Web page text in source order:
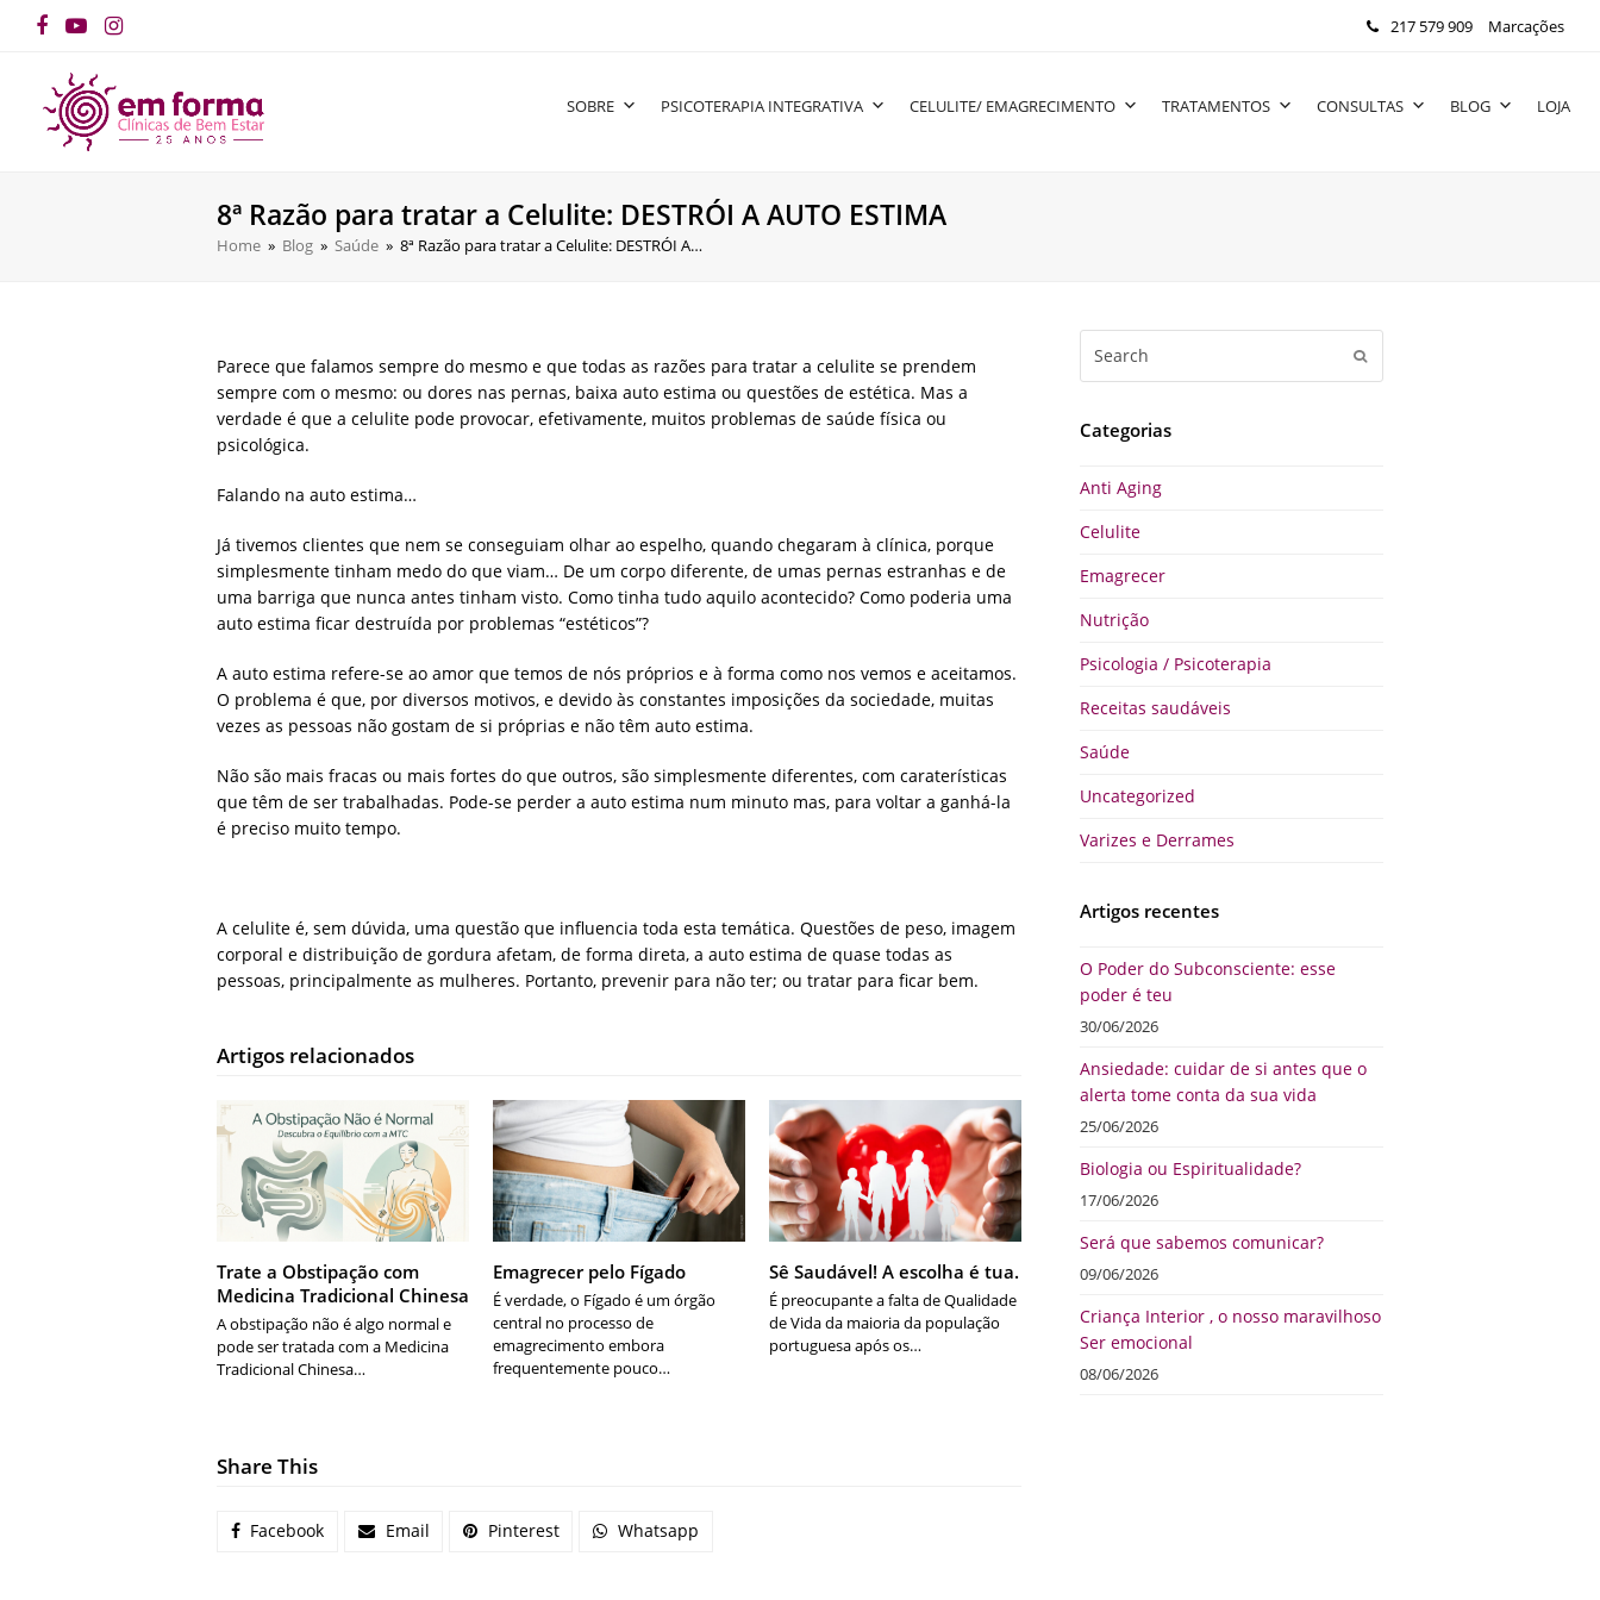
Facebook
YouTubeInstagram 217 579 909 Marcações
SOBRE PSICOTERAPIA INTEGRATIVA CELULITE/ EMAGRECIMENTO TRATAMENTOS CONSULTAS BLOG LOJA
8ª Razão para tratar a Celulite: DESTRÓI A AUTO ESTIMA
Home » Blog » Saúde » 8ª Razão para tratar a Celulite: DESTRÓI A…
Categorias
Anti Aging
Celulite
Emagrecer
Nutrição
Psicologia / Psicoterapia
Receitas saudáveis
Saúde
Uncategorized
Varizes e Derrames
Artigos recentes
O Poder do Subconsciente: esse
poder é teu
30/06/2026
Ansiedade: cuidar de si antes que o
alerta tome conta da sua vida
25/06/2026
Biologia ou Espiritualidade?
17/06/2026
Será que sabemos comunicar?
09/06/2026
Criança Interior , o nosso maravilhoso
Ser emocional
08/06/2026
Parece que falamos sempre do mesmo e que todas as razões para tratar a celulite se prendem
sempre com o mesmo: ou dores nas pernas, baixa auto estima ou questões de estética. Mas a
verdade é que a celulite pode provocar, efetivamente, muitos problemas de saúde física ou
psicológica.
Falando na auto estima…
Já tivemos clientes que nem se conseguiam olhar ao espelho, quando chegaram à clínica, porque
simplesmente tinham medo do que viam… De um corpo diferente, de umas pernas estranhas e de
uma barriga que nunca antes tinham visto. Como tinha tudo aquilo acontecido? Como poderia uma
auto estima ficar destruída por problemas “estéticos”?
A auto estima refere-se ao amor que temos de nós próprios e à forma como nos vemos e aceitamos.
O problema é que, por diversos motivos, e devido às constantes imposições da sociedade, muitas
vezes as pessoas não gostam de si próprias e não têm auto estima.
Não são mais fracas ou mais fortes do que outros, são simplesmente diferentes, com caraterísticas
que têm de ser trabalhadas. Pode-se perder a auto estima num minuto mas, para voltar a ganhá-la
é preciso muito tempo.
A celulite é, sem dúvida, uma questão que influencia toda esta temática. Questões de peso, imagem
corporal e distribuição de gordura afetam, de forma direta, a auto estima de quase todas as
pessoas, principalmente as mulheres. Portanto, prevenir para não ter; ou tratar para ficar bem.
Artigos relacionados
Trate a Obstipação com
Medicina Tradicional Chinesa
A obstipação não é algo normal e
pode ser tratada com a Medicina
Tradicional Chinesa…
Emagrecer pelo Fígado
É verdade, o Fígado é um órgão
central no processo de
emagrecimento embora
frequentemente pouco…
Sê Saudável! A escolha é tua.
É preocupante a falta de Qualidade
de Vida da maioria da população
portuguesa após os…
Share This
Facebook Email Pinterest Whatsapp